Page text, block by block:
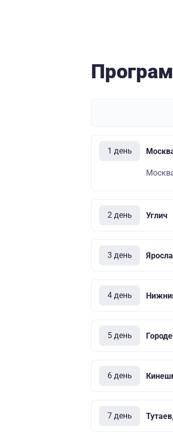
1 день
2 день Углич
3 день
4 день
5 день
6 день
7 день